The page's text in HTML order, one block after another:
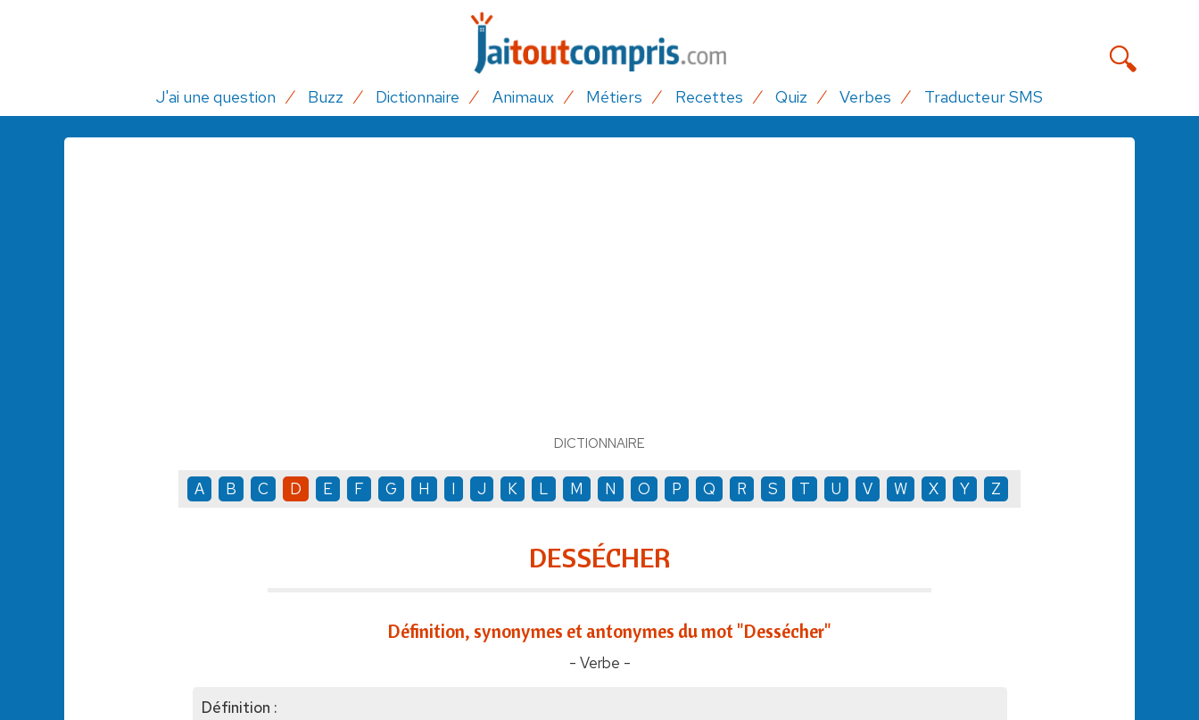
J'ai une question Buzz Dictionnaire Animaux Métiers Recettes Quiz Verbes Traducteur SMS
DICTIONNAIRE
A B C D E F G H I J K L M N O P Q R S T U V W X Y Z
DESSÉCHER
Définition, synonymes et antonymes du mot "Dessécher"
- Verbe -
Définition :